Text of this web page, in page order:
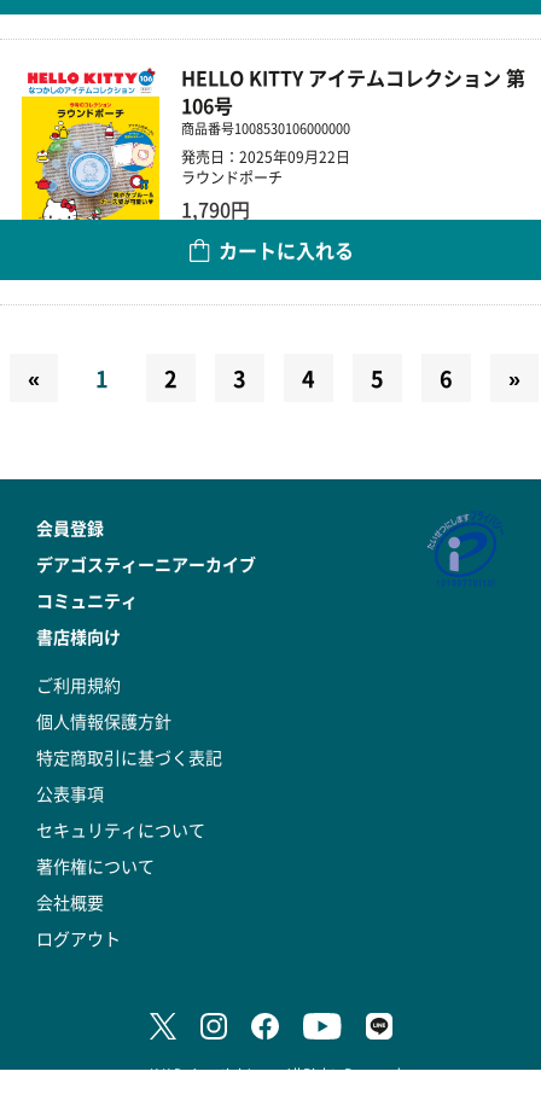
HELLO KITTY アイテムコレクション 第
106号
商品番号1008530106000000
発売日：2025年09月22日
ラウンドポーチ
1,790円
カートに入れる
« 1 2 3 4 5 6 »
会員登録
デアゴスティーニアーカイブ
コミュニティ
書店様向け
ご利用規約
個人情報保護方針
特定商取引に基づく表記
公表事項
セキュリティについて
著作権について
会社概要
ログアウト
© K.K.DeAgostini Japan All Rights Reserved.